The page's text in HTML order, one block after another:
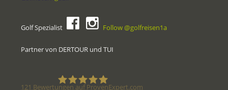
Golf Spezialist Follow @golfreisen1a
Partner von DERTOUR und TUI
121 Bewertungen auf ProvenExpert.com